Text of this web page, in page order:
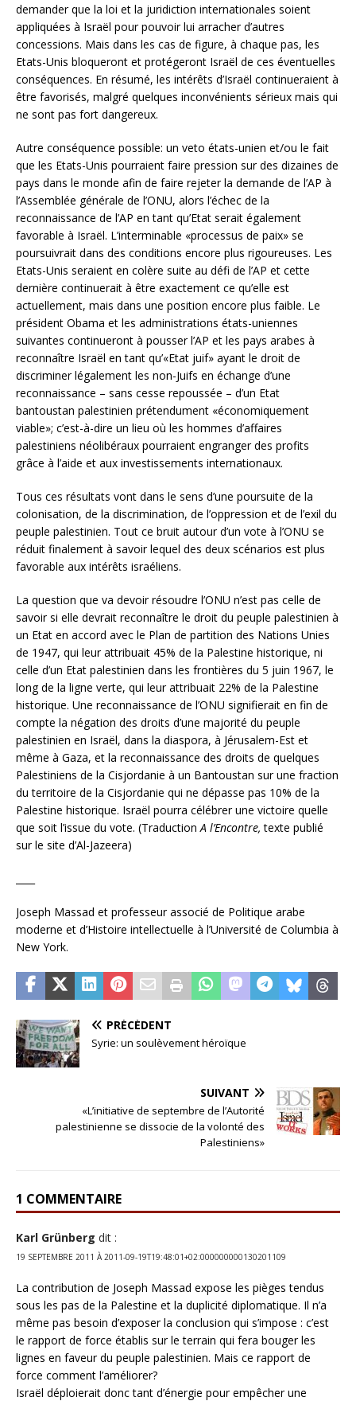
demander que la loi et la juridiction internationales soient
appliquées à Israël pour pouvoir lui arracher d’autres
concessions. Mais dans les cas de figure, à chaque pas, les
Etats-Unis bloqueront et protégeront Israël de ces éventuelles
conséquences. En résumé, les intérêts d’Israël continueraient à
être favorisés, malgré quelques inconvénients sérieux mais qui
ne sont pas fort dangereux.
Autre conséquence possible: un veto états-unien et/ou le fait
que les Etats-Unis pourraient faire pression sur des dizaines de
pays dans le monde afin de faire rejeter la demande de l’AP à
l’Assemblée générale de l’ONU, alors l’échec de la
reconnaissance de l’AP en tant qu’Etat serait également
favorable à Israël. L’interminable «processus de paix» se
poursuivrait dans des conditions encore plus rigoureuses. Les
Etats-Unis seraient en colère suite au défi de l’AP et cette
dernière continuerait à être exactement ce qu’elle est
actuellement, mais dans une position encore plus faible. Le
président Obama et les administrations états-uniennes
suivantes continueront à pousser l’AP et les pays arabes à
reconnaître Israël en tant qu’«Etat juif» ayant le droit de
discriminer légalement les non-Juifs en échange d’une
reconnaissance – sans cesse repoussée – d’un Etat
bantoustan palestinien prétendument «économiquement
viable»; c’est-à-dire un lieu où les hommes d’affaires
palestiniens néolibéraux pourraient engranger des profits
grâce à l’aide et aux investissements internationaux.
Tous ces résultats vont dans le sens d’une poursuite de la
colonisation, de la discrimination, de l’oppression et de l’exil du
peuple palestinien. Tout ce bruit autour d’un vote à l’ONU se
réduit finalement à savoir lequel des deux scénarios est plus
favorable aux intérêts israéliens.
La question que va devoir résoudre l’ONU n’est pas celle de
savoir si elle devrait reconnaître le droit du peuple palestinien à
un Etat en accord avec le Plan de partition des Nations Unies
de 1947, qui leur attribuait 45% de la Palestine historique, ni
celle d’un Etat palestinien dans les frontières du 5 juin 1967, le
long de la ligne verte, qui leur attribuait 22% de la Palestine
historique. Une reconnaissance de l’ONU signifierait en fin de
compte la négation des droits d’une majorité du peuple
palestinien en Israël, dans la diaspora, à Jérusalem-Est et
même à Gaza, et la reconnaissance des droits de quelques
Palestiniens de la Cisjordanie à un Bantoustan sur une fraction
du territoire de la Cisjordanie qui ne dépasse pas 10% de la
Palestine historique. Israël pourra célébrer une victoire quelle
que soit l’issue du vote. (TraductionA l’Encontre, texte publié
sur le site d’Al-Jazeera)
Joseph Massad et professeur associé de Politique arabe
moderne et d’Histoire intellectuelle à l’Université de Columbia à
New York.
PRÉCÉDENT
Syrie: un soulèvement héroïque
SUIVANT
«L’initiative de septembre de l’Autorité
palestinienne se dissocie de la volonté des
Palestiniens»
1 COMMENTAIRE
Karl Grünberg dit :
19 SEPTEMBRE 2011 À 2011-09-19T19:48:01+02:000000000130201109
La contribution de Joseph Massad expose les pièges tendus
sous les pas de la Palestine et la duplicité diplomatique. Il n’a
même pas besoin d’exposer la conclusion qui s’impose : c’est
le rapport de force établis sur le terrain qui fera bouger les
lignes en faveur du peuple palestinien. Mais ce rapport de
force comment l’améliorer?
Israël déploierait donc tant d’énergie pour empêcher une